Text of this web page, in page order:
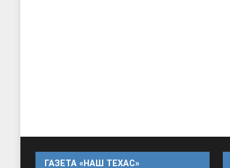
ГАЗЕТА «НАШ ТЕХАС»